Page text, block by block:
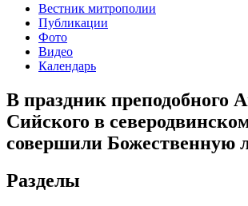
Вестник митрополии
Публикации
Фото
Видео
Календарь
В праздник преподобного
Сийского в
совершили Божественную
Разделы